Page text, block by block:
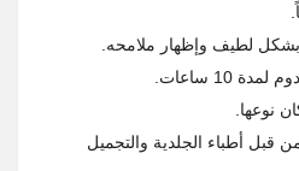
لطيف وإظهار ملامحه.
10 ساعات.
نوعها.
قبل أطباء الجلدية والتجميل